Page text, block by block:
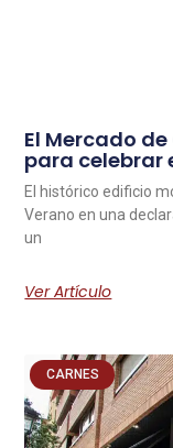
El Mercado
para celebrar
El histórico edificio
Verano en una
un
Ver Artículo
CARNES